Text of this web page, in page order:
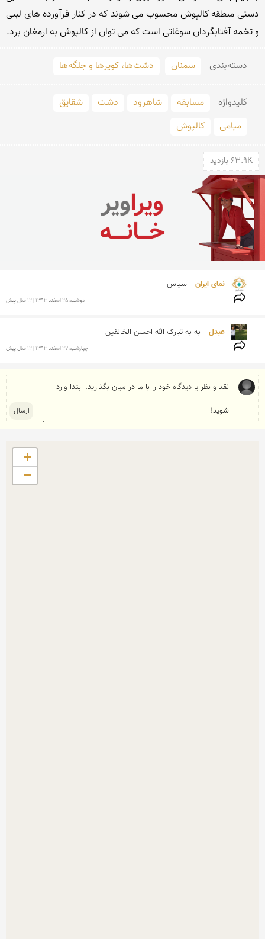
و تخمه آفتابگردان سوغاتی است که می‏ توان از کالپوش به ارمغان برد.
دسته‌بندی سمنان دشت‌ها، کویرها و جلگه‌ها
کلید‌واژه مسابقه شاهرود دشت
شقایق
میامی
کالپوش
63.9K بازدید
نمای ایران سپاس
دوشنبه 25 اسفند 1393 | 12 سال پیش
عبدل به به تبارک الله احسن الخالقین
چهارشنبه 27 اسفند 1393 | 12 سال پیش
+
−